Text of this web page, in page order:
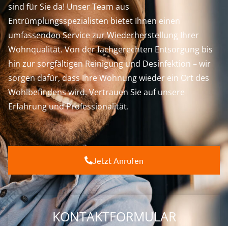
sind für Sie da! Unser Team aus
Entrümplungsspezialisten bietet Ihnen einen
umfassenden Service zur Wiederherstellung Ihrer
Wohnqualität. Von der fachgerechten Entsorgung bis
hin zur sorgfältigen Reinigung und Desinfektion – wir
sorgen dafür, dass Ihre Wohnung wieder ein Ort des
Wohlbefindens wird. Vertrauen Sie auf unsere
Erfahrung und Professionalität.
Jetzt Anrufen
KONTAKTFORMULAR